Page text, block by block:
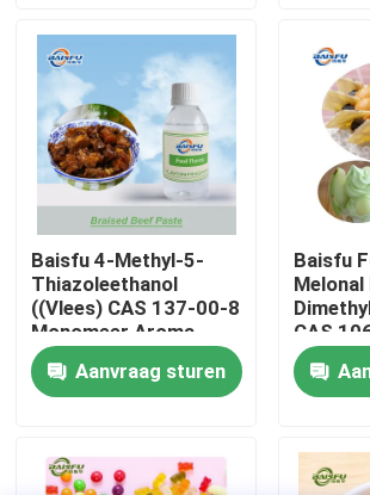
VR-show
Over ons
Fabriekstocht
Kwaliteitscontrole
Neem contact met ons op
Voedingsmiddelenessenties
cosmetica
Baisfu 4-Methyl-5-
Thiazoleethanol
((Vlees) CAS 137-00-8
Monomeer Aroma,
Essence Adjuvant
Aanvraag sturen
Baisfu
CAS
drank
geur